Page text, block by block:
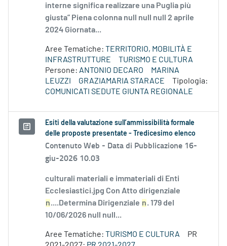
interne significa realizzare una Puglia più
giusta” Piena colonna null null null 2 aprile
2024 Giornata...
Aree Tematiche: TERRITORIO, MOBILITÀ E
INFRASTRUTTURE
TURISMO E CULTURA
Persone: ANTONIO DECARO
MARINA
LEUZZI
GRAZIAMARIA STARACE
Tipologia:
COMUNICATI SEDUTE GIUNTA REGIONALE
Esiti della valutazione sull’ammissibilità formale
delle proposte presentate - Tredicesimo elenco
Contenuto Web - Data di Pubblicazione 16-
giu-2026 10.03
culturali materiali e immateriali di Enti
Ecclesiastici.jpg Con Atto dirigenziale
n....Determina Dirigenziale n. 179 del
10/06/2026 null null...
Aree Tematiche: TURISMO E CULTURA
PR